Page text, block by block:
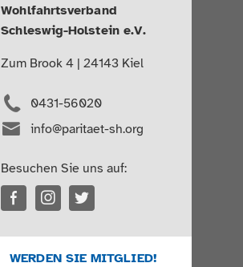
Wohlfahrtsverband
Schleswig-Holstein e.V.
Zum Brook 4 | 24143 Kiel
0431-56020
info@paritaet-sh.org
Besuchen Sie uns auf:
WERDEN SIE MITGLIED!